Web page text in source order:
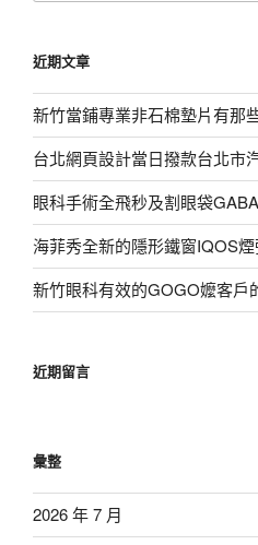
字:
近期文章
新竹當鋪專業非石棉墊片有那
台北網頁設計當日撥款台北市
眼科手術全飛秒及割眼袋
海菲秀全新的隱形鐵窗IQOS
新竹眼科有效的GOGO嬤客戶
近期留言
彙整
2026 年 7 月